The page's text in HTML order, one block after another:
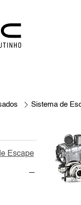
Sistema de
Escape